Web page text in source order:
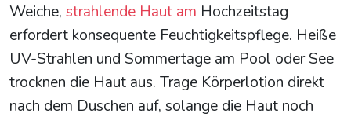
Weiche, strahlende Haut am Hochzeitstag
erfordert konsequente Feuchtigkeitspflege. Heiße
UV-Strahlen und Sommertage am Pool oder See
trocknen die Haut aus. Trage Körperlotion direkt
nach dem Duschen auf, solange die Haut noch